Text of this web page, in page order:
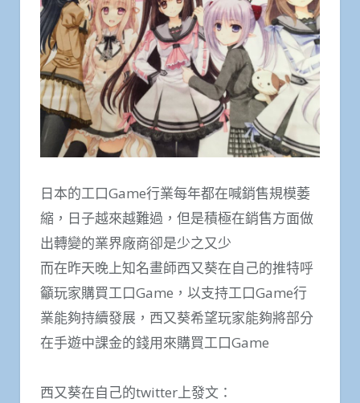
日本的工口Game行業每年都在喊銷售規模萎
縮，日子越來越難過，但是積極在銷售方面做
出轉變的業界廠商卻是少之又少
而在昨天晚上知名畫師西又葵在自己的推特呼
籲玩家購買工口Game，以支持工口Game行
業能夠持續發展，西又葵希望玩家能夠將部分
在手遊中課金的錢用來購買工口Game
西又葵在自己的twitter上發文：